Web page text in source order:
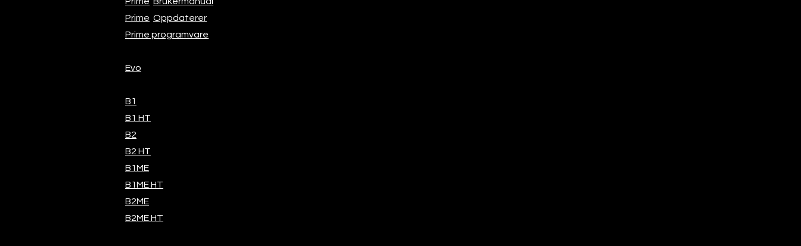
Prime Oppdaterer
Prime programvare
Evo
B1
B1 HT
B2
B2 HT
B1ME
B1ME HT
B2ME
B2ME HT